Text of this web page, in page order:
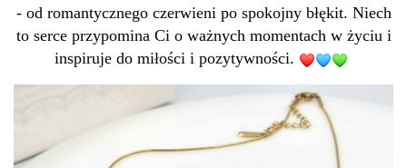
- od romantycznego czerwieni po spokojny błękit. Niech
to serce przypomina Ci o ważnych momentach w życiu i
inspiruje do miłości i pozytywności.